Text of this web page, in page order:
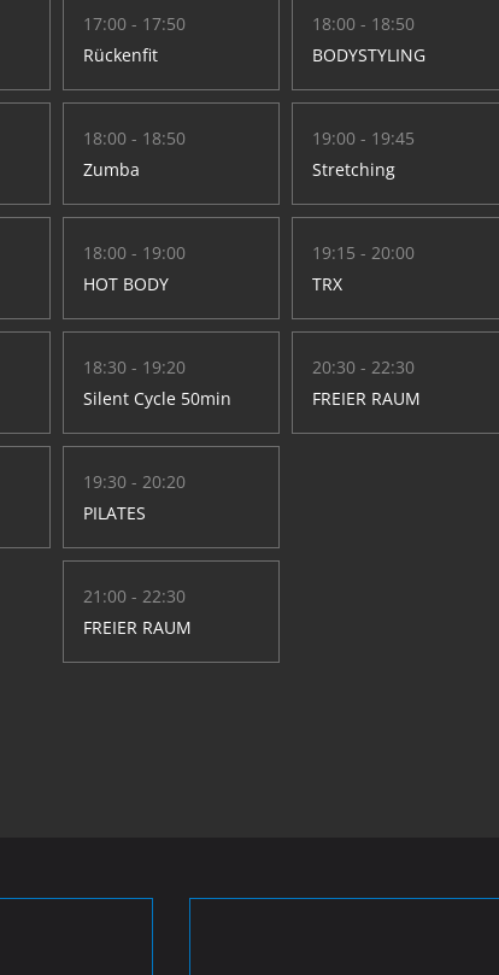
17:00 - 17:50
Rückenfit
18:00 - 18:50
Zumba
18:00 - 19:00
HOT BODY
18:30 - 19:20
Silent Cycle 50min
19:30 - 20:20
PILATES
21:00 - 22:30
FREIER RAUM
18:00 - 18:50
BODYSTYLING
19:00 - 19:45
Stretching
19:15 - 20:00
TRX
20:30 - 22:30
FREIER RAUM